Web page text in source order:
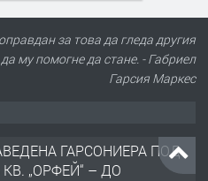
за това да гледа другия
му помогне да стане. - Габриел
Гарсия Маркес
ГАРСОНИЕРА ПОД
„ОРФЕЙ“ – ДО